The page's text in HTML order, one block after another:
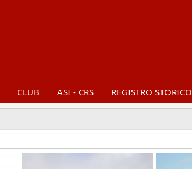
CLUB ASI - CRS REGISTRO STORICO